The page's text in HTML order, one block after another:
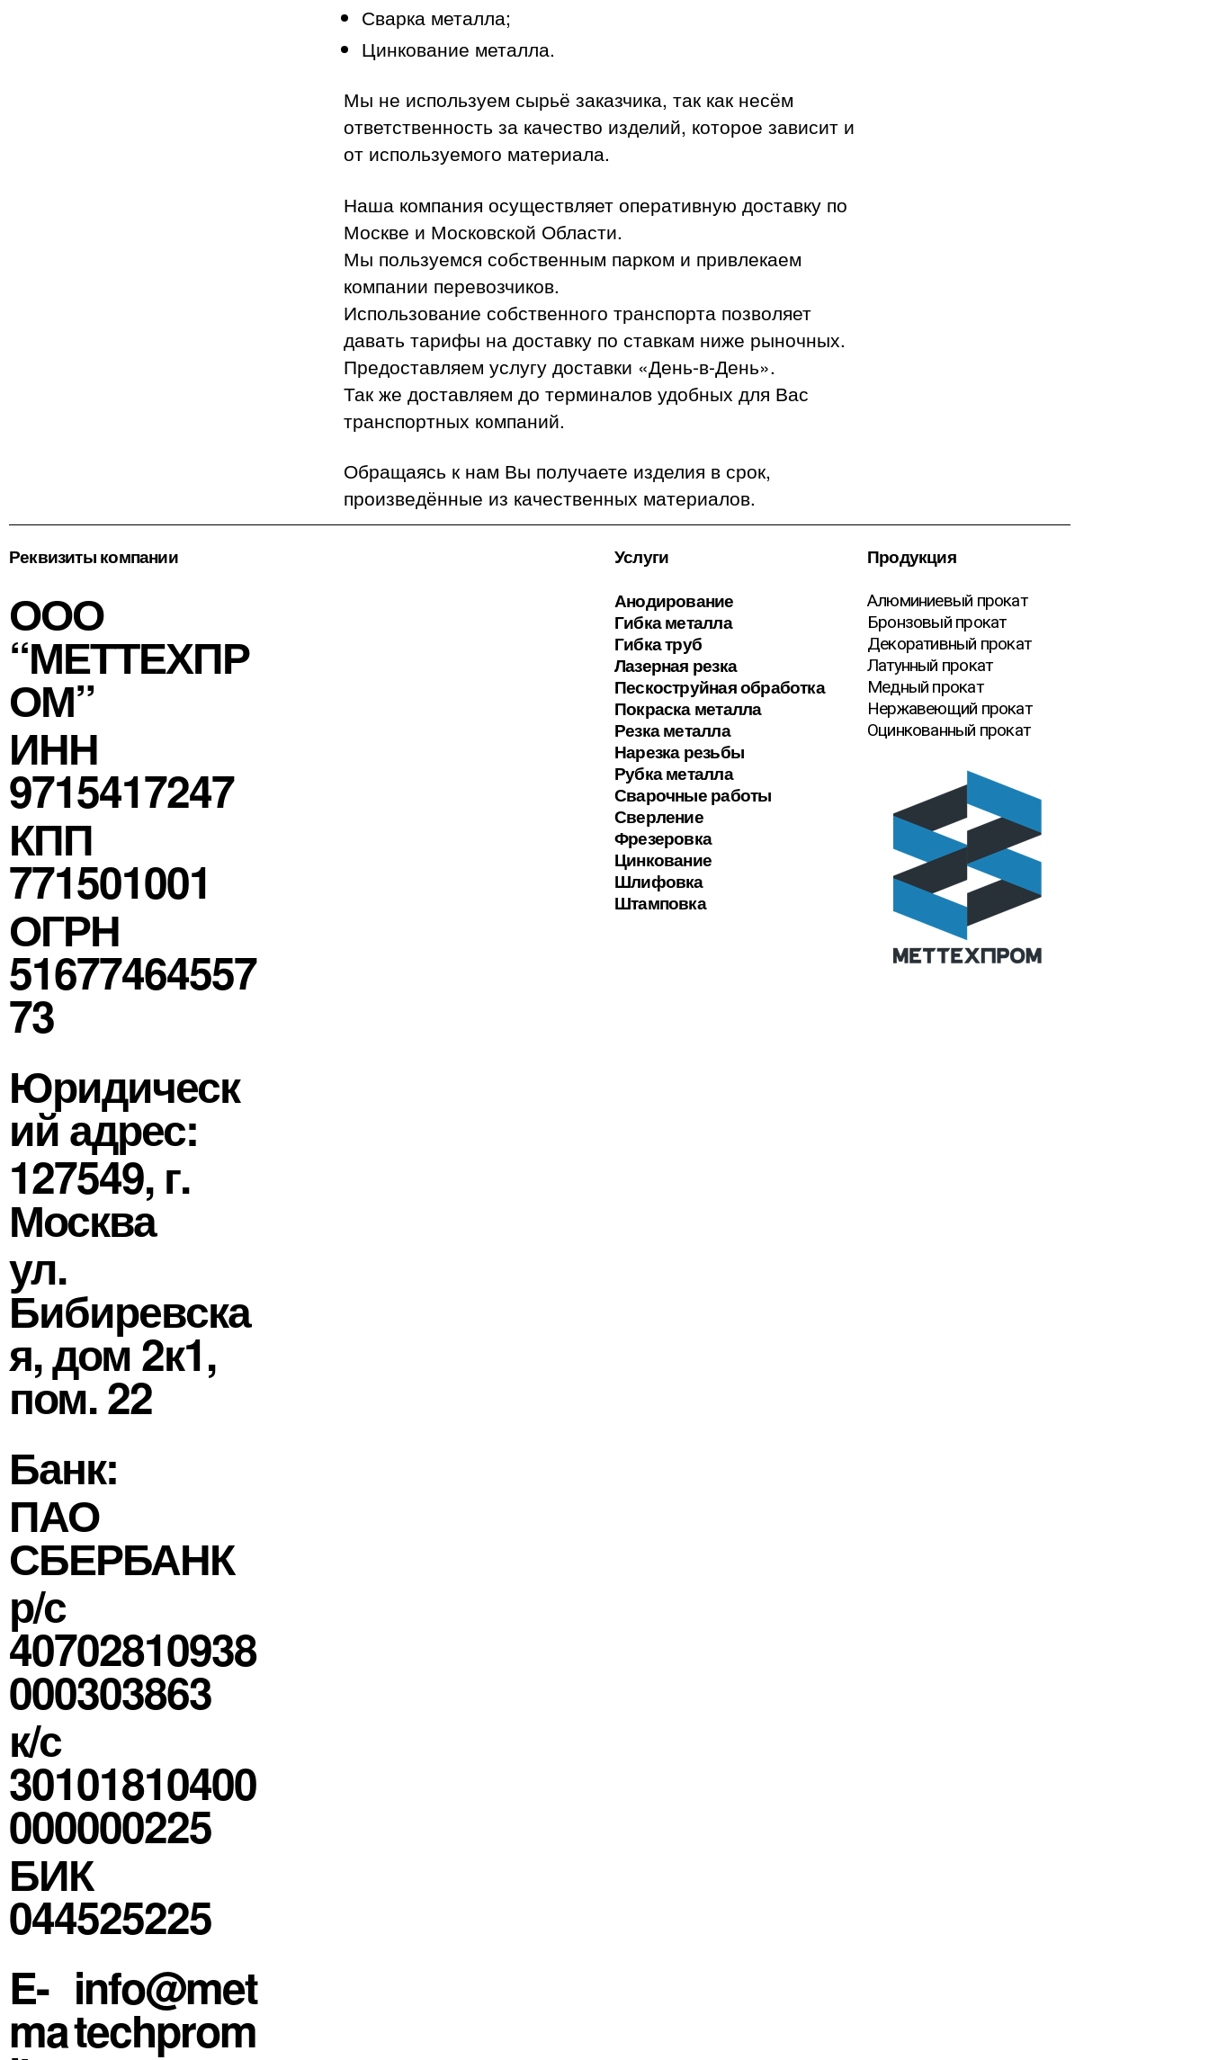
Сварка металла;
Цинкование металла.
Мы не используем сырьё заказчика, так как несём
ответственность за качество изделий, которое зависит и
от используемого материала.
Наша компания осуществляет оперативную доставку по
Москве и Московской Области.
Мы пользуемся собственным парком и привлекаем
компании перевозчиков.
Использование собственного транспорта позволяет
давать тарифы на доставку по ставкам ниже рыночных.
Предоставляем услугу доставки «День-в-День».
Так же доставляем до терминалов удобных для Вас
транспортных компаний.
Обращаясь к нам Вы получаете изделия в срок,
произведённые из качественных материалов.
Реквизиты компании
ООО
“МЕТТЕХПР
ОМ”
ИНН
9715417247
КПП
771501001
ОГРН
51677464557
73
Юридическ
ий адрес:
127549, г.
Москва
ул.
Бибиревска
я, дом 2к1,
пом. 22
Банк:
ПАО
СБЕРБАНК
р/с
40702810938
000303863
к/с
30101810400
000000225
БИК
044525225
E-
ma
info@met
techprom
Услуги
Анодирование
Гибка металла
Гибка труб
Лазерная резка
Пескоструйная обработка
Покраска металла
Резка металла
Нарезка резьбы
Рубка металла
Сварочные работы
Сверление
Фрезеровка
Цинкование
Шлифовка
Штамповка
Продукция
Алюминиевый прокат
Бронзовый прокат
Декоративный прокат
Латунный прокат
Медный прокат
Нержавеющий прокат
Оцинкованный прокат